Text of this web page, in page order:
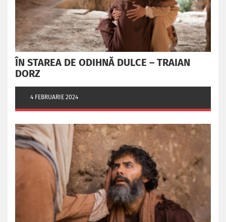
ÎN STAREA DE ODIHNĂ DULCE – TRAIAN
DORZ
4 FEBRUARIE 2024